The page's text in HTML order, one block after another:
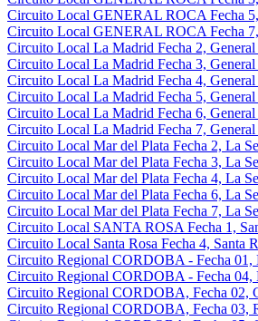
Circuito Local GENERAL ROCA Fecha
Circuito Local GENERAL ROCA Fecha
Circuito Local La Madrid Fecha 2,
Circuito Local La Madrid Fecha 3,
Circuito Local La Madrid Fecha 4,
Circuito Local La Madrid Fecha 5,
Circuito Local La Madrid Fecha 6,
Circuito Local La Madrid Fecha 7,
Circuito Local Mar del Plata Fecha 2, La
Circuito Local Mar del Plata Fecha 3, La
Circuito Local Mar del Plata Fecha 4, La
Circuito Local Mar del Plata Fecha 6, La
Circuito Local Mar del Plata Fecha 7, La
Circuito Local SANTA ROSA Fecha 1,
Circuito Local Santa Rosa Fecha 4, Santa
Circuito Regional CORDOBA - Fecha
Circuito Regional CORDOBA - Fecha
Circuito Regional CORDOBA, Fecha
Circuito Regional CORDOBA, Fecha 03,